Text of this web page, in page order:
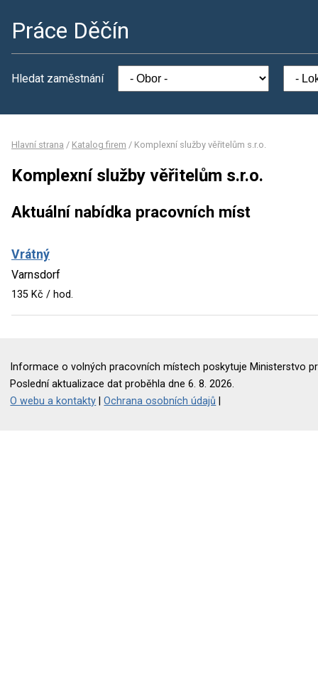
Práce Děčín
Hledat zaměstnání
Hlavní strana / Katalog firem / Komplexní služby věřitelům s.r.o.
Komplexní služby věřitelům s.r.o.
Aktuální nabídka pracovních míst
Vrátný
Varnsdorf
135 Kč / hod.
Informace o volných pracovních místech poskytuje Ministerstvo
Poslední aktualizace dat proběhla dne 6. 8. 2026.
O webu a kontakty |Ochrana osobních údajů